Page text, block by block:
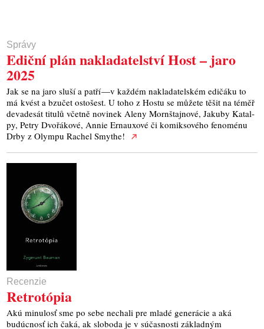
Správy
Ediční plán nakladatelství Host – jaro
2025
Jak se na jaro slu­ší a pat­ří —v každém nakladatelském edičáku to
má kvést a bzu­čet osto­šest. U toho z Hostu se můžete těšit na téměř
deva­de­sát titu­lů včet­ně novi­nek Ale­ny Morn­štaj­no­vé, Jaku­by Katal­
py, Pet­ry Dvo­řá­ko­vé, Annie Ernau­xo­vé či komik­so­vé­ho feno­mé­nu
Drby z Olym­pu Rachel Smythe!
Recenzie
Retrotópia
Akú minulosť sme po sebe nechali pre mladé generácie a aká
budúcnosť ich čaká, ak sloboda je v súčasnosti základným